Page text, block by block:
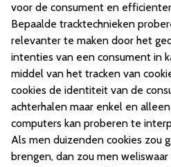
voor de consument en
Bepaalde tracktechnieken
relevanter te maken door het
intenties van een consument in
middel van het tracken van
cookies de identiteit van de
achterhalen maar enkel en
computers kan proberen te
Als men duizenden cookies zou
brengen, dan zou men